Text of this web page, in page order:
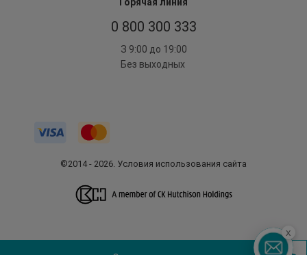
Горячая линия
0 800 300 333
З 9:00 до 19:00
Без выходных
©2014 - 2026. Условия использования сайта
x